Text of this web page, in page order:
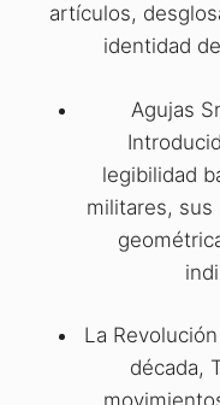
artículos,
identidad
Agujas
legibilidad
militares, sus
La
década,